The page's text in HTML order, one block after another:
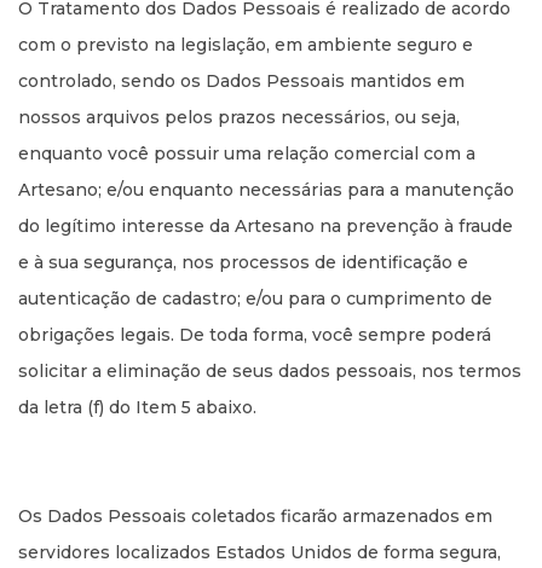
O Tratamento dos Dados Pessoais é realizado de acordo
com o previsto na legislação, em ambiente seguro e
controlado, sendo os Dados Pessoais mantidos em
nossos arquivos pelos prazos necessários, ou seja,
enquanto você possuir uma relação comercial com a
Artesano; e/ou enquanto necessárias para a manutenção
do legítimo interesse da Artesano na prevenção à fraude
e à sua segurança, nos processos de identificação e
autenticação de cadastro; e/ou para o cumprimento de
obrigações legais. De toda forma, você sempre poderá
solicitar a eliminação de seus dados pessoais, nos termos
da letra (f) do Item 5 abaixo.
Os Dados Pessoais coletados ficarão armazenados em
servidores localizados Estados Unidos de forma segura,